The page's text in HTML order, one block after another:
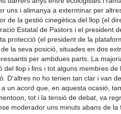
uns i alimanya a exterminar per
de la gestió cinegètica del llop (el
Estatal de Pastors i el president
protecció (el president de la
de la seva posició, situades en dos
per ambdues parts. La
del llop i fins i tot alguns membres
D'altres no ho tenien tan clar i van
un acord que, en aquesta ocasió,
tot i la tensió de debat, va
moderador uns minuts abans de la